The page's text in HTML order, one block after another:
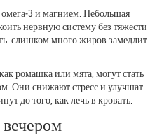
и магнием. Небольшая
нервную систему без тяжести
слишком много жиров замедлит
ромашка или мята, могут стать
Они снижают стресс и улучшат
до того, как лечь в кровать.